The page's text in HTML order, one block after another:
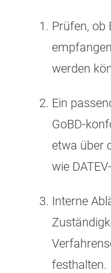
Prüfen, ob
werden
Ein
GoBD-
etwa über
wie
Interne
festhalten.